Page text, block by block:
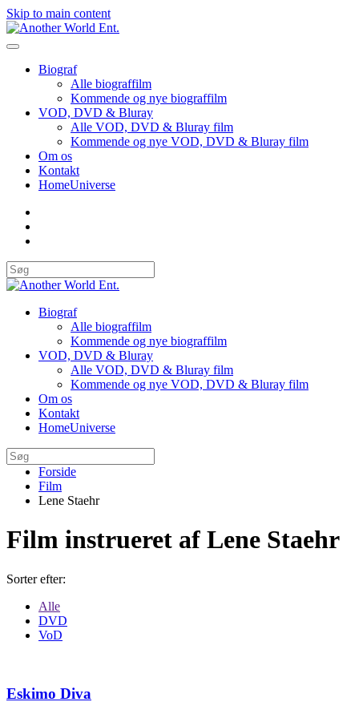
Skip to main content
Biograf
Alle biograffilm
Kommende og nye biograffilm
VOD, DVD & Bluray
Alle VOD, DVD & Bluray film
Kommende og nye VOD, DVD & Bluray film
Om os
Kontakt
HomeUniverse
Biograf
Alle biograffilm
Kommende og nye biograffilm
VOD, DVD & Bluray
Alle VOD, DVD & Bluray film
Kommende og nye VOD, DVD & Bluray film
Om os
Kontakt
HomeUniverse
Forside
Film
Lene Staehr
Film instrueret af Lene Staehr
Sorter efter:
Alle
DVD
VoD
Eskimo Diva